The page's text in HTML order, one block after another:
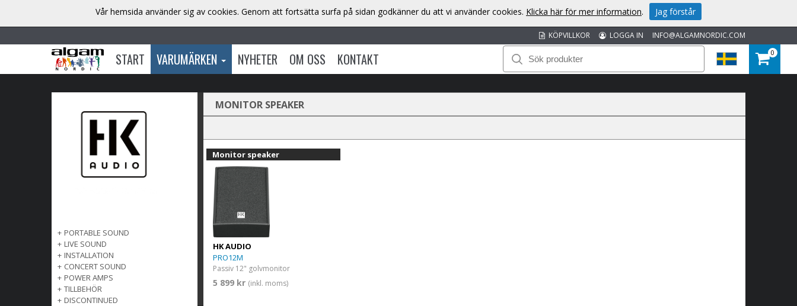
INFO@ALGAMNORDIC.COM
LOGGA IN
KÖPVILLKOR
START VARUMÄRKEN NYHETER OM OSS KONTAKT 0
+ PORTABLE SOUND
+ LIVE SOUND
+ INSTALLATION
+ CONCERT SOUND
+ POWER AMPS
+ TILLBEHÖR
+ DISCONTINUED
MONITOR SPEAKER
Monitor speaker
HK AUDIO
PRO12M
Passiv 12" golvmonitor
5 899 kr (inkl. moms)
Vår hemsida använder sig av cookies. Genom att fortsätta surfa på sidan godkänner du att vi använder cookies. Klicka här för mer information. Jag förstår